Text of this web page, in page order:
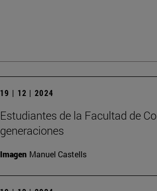
19 | 12 | 2024
Estudiantes de la Facultad de
generaciones
Imagen Manuel Castells